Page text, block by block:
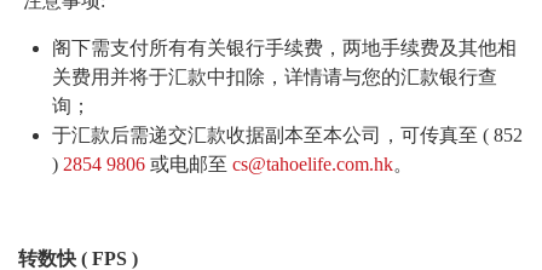
阁下需支付所有有关银行手续费，两地手续费及其他相
关费用并将于汇款中扣除，详情请与您的汇款银行查
询；
于汇款后需递交汇款收据副本至本公司，可传真至 ( 852
) 2854 9806 或电邮至 cs@tahoelife.com.hk。
转数快 ( FPS )